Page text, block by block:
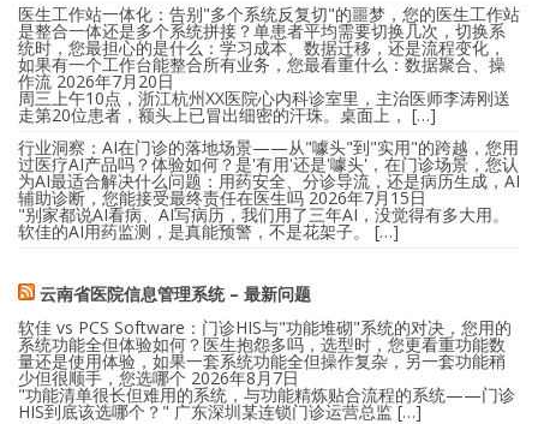
医生工作站一体化：告别"多个系统反复切"的噩梦，您的医生工作站
是整合一体还是多个系统拼接？单患者平均需要切换几次，切换系
统时，您最担心的是什么：学习成本、数据迁移，还是流程变化，
如果有一个工作台能整合所有业务，您最看重什么：数据聚合、操
作流 2026年7月20日
周三上午10点，浙江杭州XX医院心内科诊室里，主治医师李涛刚送
走第20位患者，额头上已冒出细密的汗珠。桌面上， […]
行业洞察：AI在门诊的落地场景——从"噱头"到"实用"的跨越，您用
过医疗AI产品吗？体验如何？是'有用'还是'噱头'，在门诊场景，您认
为AI最适合解决什么问题：用药安全、分诊导流，还是病历生成，AI
辅助诊断，您能接受最终责任在医生吗 2026年7月15日
"别家都说AI看病、AI写病历，我们用了三年AI，没觉得有多大用。
软佳的AI用药监测，是真能预警，不是花架子。 […]
云南省医院信息管理系统 – 最新问题
软佳 vs PCS Software：门诊HIS与"功能堆砌"系统的对决，您用的
系统功能全但体验如何？医生抱怨多吗，选型时，您更看重功能数
量还是使用体验，如果一套系统功能全但操作复杂，另一套功能稍
少但很顺手，您选哪个 2026年8月7日
"功能清单很长但难用的系统，与功能精炼贴合流程的系统——门诊
HIS到底该选哪个？" 广东深圳某连锁门诊运营总监 […]